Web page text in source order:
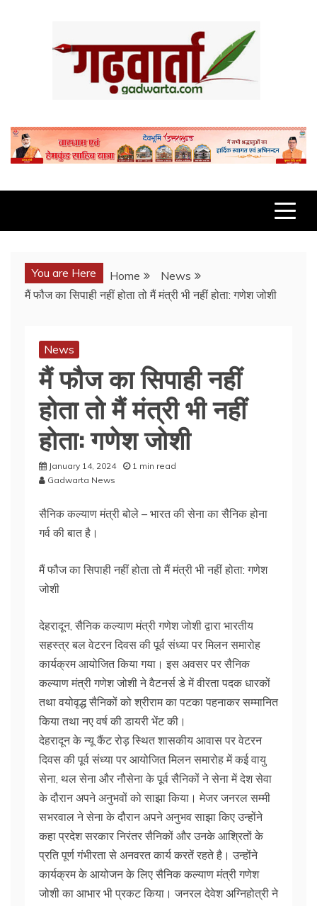
You are Here Home
News
मैं फौज का सिपाही नहीं होता तो मैं मंत्री भी नहीं होता: गणेश जोशी
News
मैं फौज का सिपाही नहीं
होता तो मैं मंत्री भी नहीं
होता: गणेश जोशी
January 14, 2024
1 min read
Gadwarta News
सैनिक कल्याण मंत्री बोले – भारत की सेना का सैनिक होना
गर्व की बात है।
मैं फौज का सिपाही नहीं होता तो मैं मंत्री भी नहीं होता: गणेश
जोशी
देहरादून, सैनिक कल्याण मंत्री गणेश जोशी द्वारा भारतीय
सहस्त्र बल वेटरन दिवस की पूर्व संध्या पर मिलन समारोह
कार्यक्रम आयोजित किया गया। इस अवसर पर सैनिक
कल्याण मंत्री गणेश जोशी ने वैटनर्स डे में वीरता पदक धारकों
तथा वयोवृद्ध सैनिकों को श्रीराम का पटका पहनाकर सम्मानित
किया तथा नए वर्ष की डायरी भेंट की।
देहरादून के न्यू कैंट रोड़ स्थित शासकीय आवास पर वेटरन
दिवस की पूर्व संध्या पर आयोजित मिलन समारोह में कई वायु
सेना, थल सेना और नौसेना के पूर्व सैनिकों ने सेना में देश सेवा
के दौरान अपने अनुभवों को साझा किया। मेजर जनरल सम्मी
सभरवाल ने सेना के दौरान अपने अनुभव साझा किए उन्होंने
कहा प्रदेश सरकार निरंतर सैनिकों और उनके आश्रितों के
प्रति पूर्ण गंभीरता से अनवरत कार्य करतें रहते है। उन्होंने
कार्यक्रम के आयोजन के लिए सैनिक कल्याण मंत्री गणेश
जोशी का आभार भी प्रकट किया। जनरल देवेश अग्निहोत्री ने